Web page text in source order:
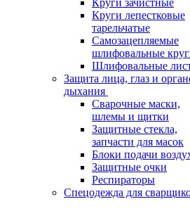
Круги зачистные
Круги лепестковые
тарельчатые
Самозацепляемые
шлифовальные
Шлифовальные
Защита лица, глаз и
дыхания
Сварочные маски,
шлемы и щитки
Защитные стекла,
запчасти для масок
Блоки подачи
Защитные очки
Респираторы
Спецодежда для